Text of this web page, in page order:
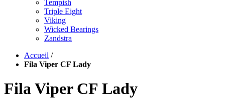
Tempish
Triple Eight
Viking
Wicked Bearings
Zandstra
Accueil /
Fila Viper CF Lady
Fila Viper CF Lady